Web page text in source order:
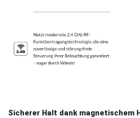
Sicherer Halt dank magnetischem